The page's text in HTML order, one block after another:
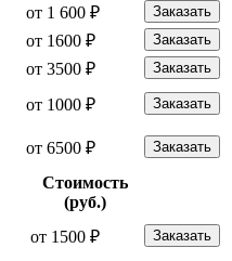
от 1 600 ₽ Заказать
от 1600 ₽ Заказать
от 3500 ₽ Заказать
от 1000 ₽ Заказать
от 6500 ₽ Заказать
Стоимость
(руб.)
от 1500 ₽ Заказать